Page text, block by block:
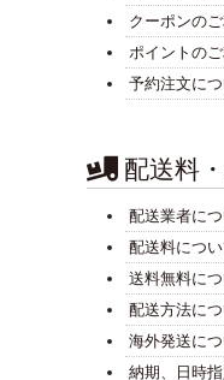
クーポンの
ポイントの
予約注文に
配送料
配送業者に
配送料につ
送料無料に
配送方法に
海外発送に
納期、日時